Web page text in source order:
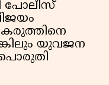
പോലീസ്
യുവജന
പൊരുതി